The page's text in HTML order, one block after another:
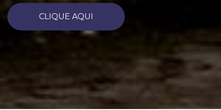
CLIQUE AQUI